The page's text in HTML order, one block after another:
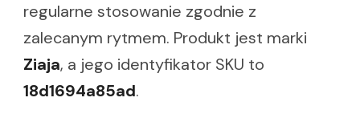
regularne stosowanie zgodnie z
zalecanym rytmem. Produkt jest marki
Ziaja, a jego identyfikator SKU to
18d1694a85ad.